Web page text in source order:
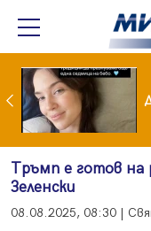
Лияна пропищя от изкуствения интелект
Тръмп е готов на
Зеленски
08.08.2025, 08:30 |